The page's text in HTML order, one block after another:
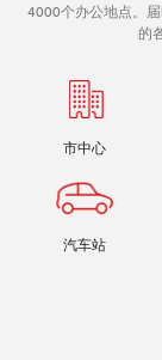
4000个办公地点。
的
市中心
汽车站